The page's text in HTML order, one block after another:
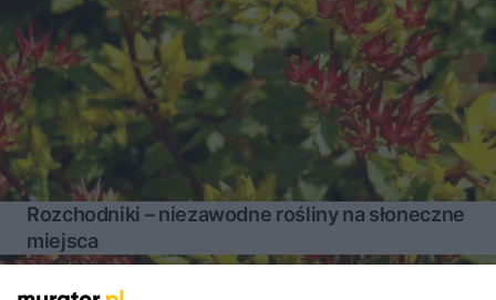
Rozchodniki – niezawodne rośliny na słoneczne
miejsca